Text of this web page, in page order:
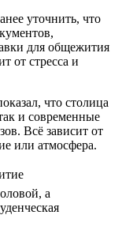
уточнить, что
для общежития
от стресса и
что столица
и современные
Всё зависит от
или атмосфера.
а